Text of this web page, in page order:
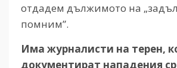
отдадем дължимото на
помним”.
Има журналисти на терен,
документират нападения